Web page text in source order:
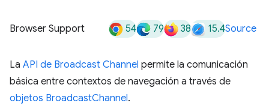
Browser Support 54 79 38 15.4Source
La API de Broadcast Channel permite la comunicación
básica entre contextos de navegación a través de
objetos BroadcastChannel.